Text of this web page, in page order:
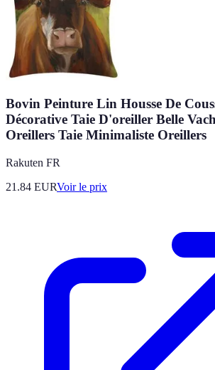
Bovin Peinture Lin Housse De
Décorative Taie D'oreiller Belle
Oreillers Taie Minimaliste Oreillers
Rakuten FR
21.84 EURVoir le prix